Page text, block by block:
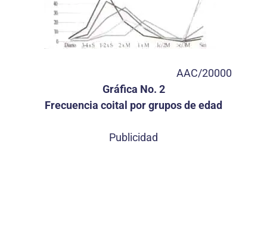
AAC/20000
Gráfica No. 2
Frecuencia coital por grupos de edad
Publicidad